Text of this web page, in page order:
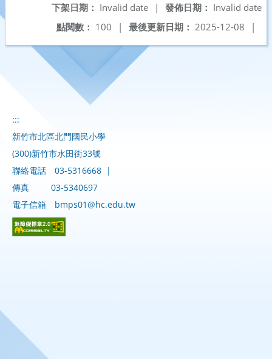
發佈日期： Invalid date
下架日期： Invalid date
|
最後更新日期： 2025-12-08 |
點閱數： 100 |
:::
新竹市北區北門國民小學
(300)新竹市水田街33號
聯絡電話
03-5316668 |
傳真
03-5340697
電子信箱
bmps01@hc.edu.tw